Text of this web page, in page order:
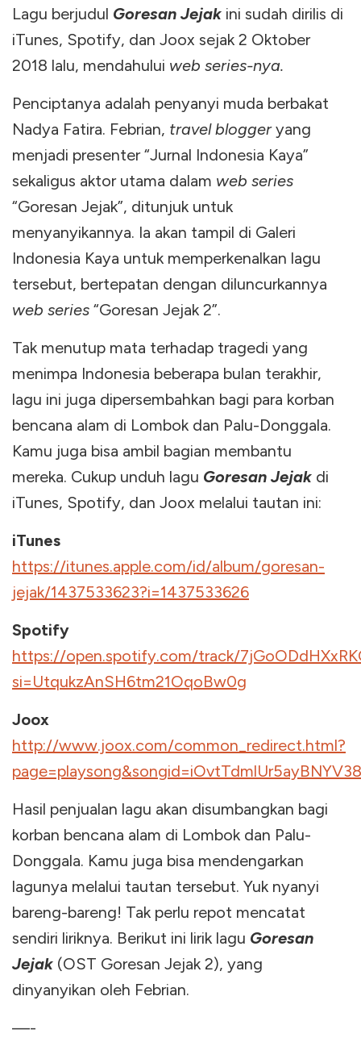
Lagu berjudul Goresan Jejak ini sudah dirilis di
iTunes, Spotify, dan Joox sejak 2 Oktober
2018 lalu, mendahului web series-nya.
Penciptanya adalah penyanyi muda berbakat
Nadya Fatira. Febrian, travel bloggeryang
menjadi presenter “Jurnal Indonesia Kaya”
sekaligus aktor utama dalam web series
“Goresan Jejak”, ditunjuk untuk
menyanyikannya. Ia akan tampil di Galeri
Indonesia Kaya untuk memperkenalkan lagu
tersebut, bertepatan dengan diluncurkannya
web series “Goresan Jejak 2”.
Tak menutup mata terhadap tragedi yang
menimpa Indonesia beberapa bulan terakhir,
lagu ini juga dipersembahkan bagi para korban
bencana alam di Lombok dan Palu-Donggala.
Kamu juga bisa ambil bagian membantu
mereka. Cukup unduh lagu Goresan Jejak di
iTunes, Spotify, dan Joox melalui tautan ini:
iTunes
https://itunes.apple.com/id/album/goresan-
jejak/1437533623?i=1437533626
Spotify
https://open.spotify.com/track/
si=UtqukzAnSH6tm21OqoBw0g
Joox
http://www.joox.com/common_redirect.html?
Hasil penjualan lagu akan disumbangkan bagi
korban bencana alam di Lombok dan Palu-
Donggala. Kamu juga bisa mendengarkan
lagunya melalui tautan tersebut. Yuk nyanyi
bareng-bareng! Tak perlu repot mencatat
sendiri liriknya. Berikut ini lirik lagu Goresan
Jejak (OST Goresan Jejak 2), yang
dinyanyikan oleh Febrian.
—-